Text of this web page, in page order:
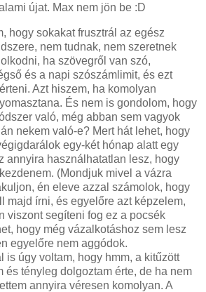
újat. Max nem jön be :D
hogy sokakat frusztrál az egész
nem tudnak, nem szeretnek
ha szövegről van szó,
és a napi szószámlimit, és ezt
Azt hiszem, ha komolyan
És nem is gondolom, hogy
való, még abban sem vagyok
nekem való-e? Mert hát lehet, hogy
egy-két hónap alatt egy
annyira használhatatlan lesz, hogy
(Mondjuk mivel a vázra
én eleve azzal számolok, hogy
majd írni, és egyelőre azt képzelem,
viszont segíteni fog ez a pocsék
hogy még vázalkotáshoz sem lesz
egyelőre nem aggódok.
is úgy voltam, hogy hmm, a kitűzött
és tényleg dolgoztam érte, de ha nem
annyira véresen komolyan. A